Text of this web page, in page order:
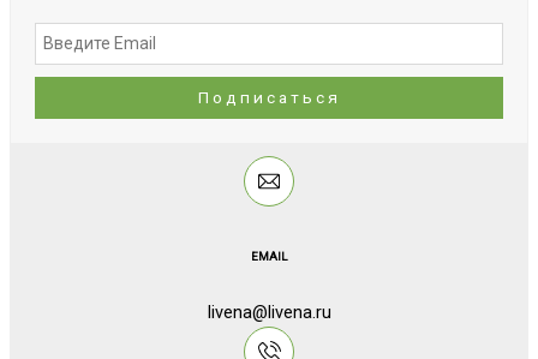
EMAIL
livena@livena.ru